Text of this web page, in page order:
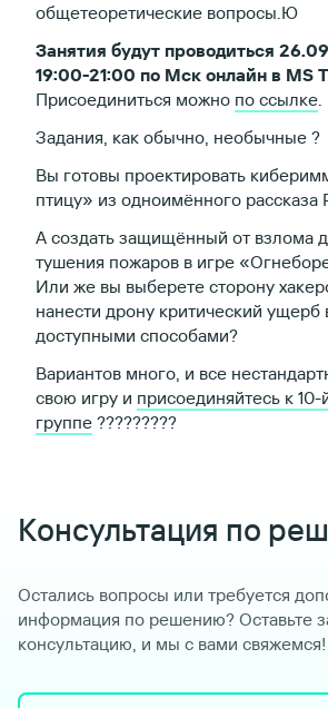
общетеоретические вопросы.Ю
Занятия будут проводиться
19:00-21:00 по Мск онлайн в MS
Присоединиться можно по ссылке.
Задания, как обычно, необычные ?
Вы готовы проектировать
птицу» из одноимённого
А создать защищённый от взлома
тушения пожаров в игре
Или же вы выберете сторону
нанести дрону критический ущерб
доступными способами?
Вариантов много, и все
свою игру и присоединяйтесь к 10-
группе ??‍???‍???‍?
Консультация по
Остались вопросы или требуется
информация по решению? Оставьте
консультацию, и мы с вами свяжемся!